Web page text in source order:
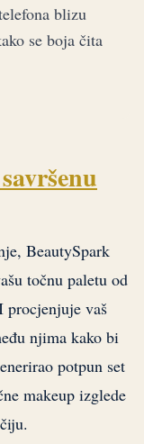
blizu
se boja čita
BeautySpark
točnu paletu od
procjenjuje vaš
njima kako bi
potpun set
makeup izglede